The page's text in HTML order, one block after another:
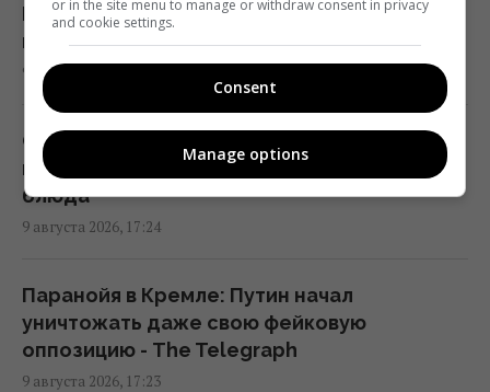
Гороскоп на 10 августа: Львам -
действовать смелее, Тельцам - извинения
17:00 воскресенье, 09 августа 2026
Эскалация воздушной войны привела к
росту жертв среди мирных жителей
Украины, - CNN
16:56 воскресенье, 09 августа 2026
Метеозависимость – это не миф: врач
рассказала о влиянии погоды на здоровье
людей
16:56 воскресенье, 09 августа 2026
В одной из областей Украины эвакуируют
население: въезд с детьми запрещен
9 августа 2026, 17:28
Сколько на самом деле нужно варить
грибы: секрет безопасного и вкусного
блюда
9 августа 2026, 17:24
Паранойя в Кремле: Путин начал
уничтожать даже свою фейковую
оппозицию - The Telegraph
9 августа 2026, 17:23
or in the site menu to manage or withdraw consent in privacy
and cookie settings.
Consent
Manage options